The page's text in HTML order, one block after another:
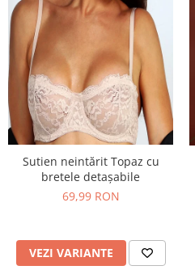
Sutien neintărit Topaz cu
bretele detașabile
69,99 RON
VEZI VARIANTE